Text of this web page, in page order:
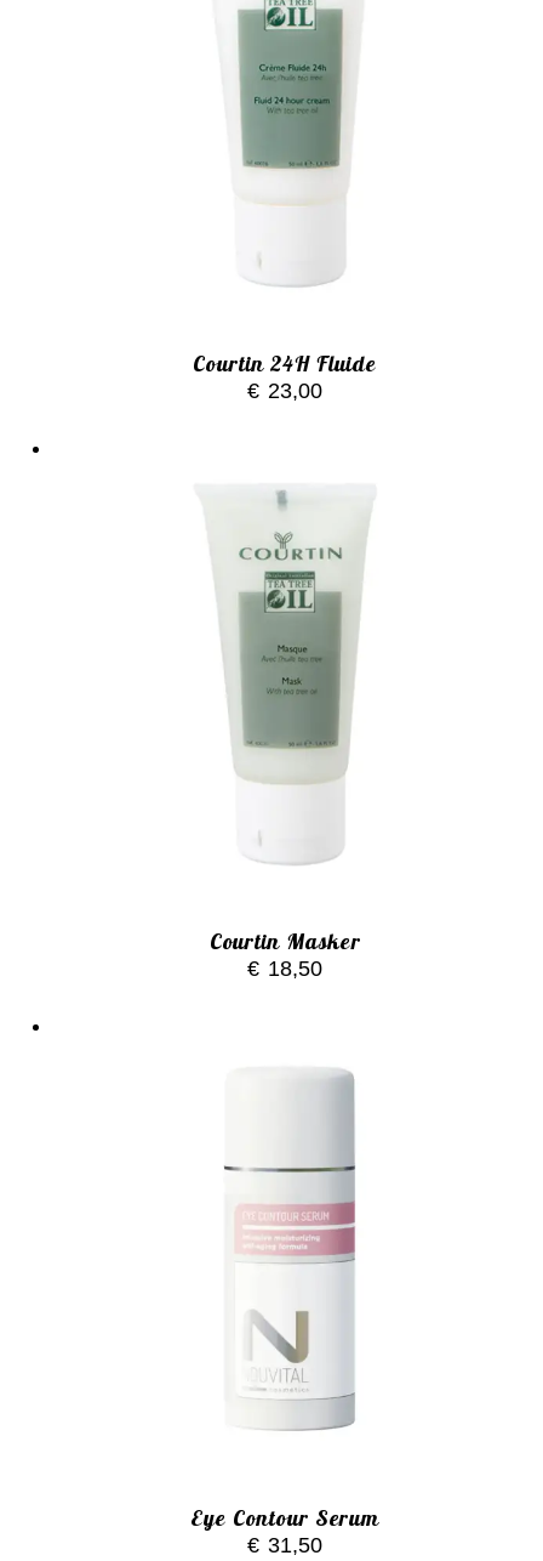
Courtin 24H Fluide
€ 23,00
Courtin Masker
€ 18,50
Eye Contour Serum
€ 31,50